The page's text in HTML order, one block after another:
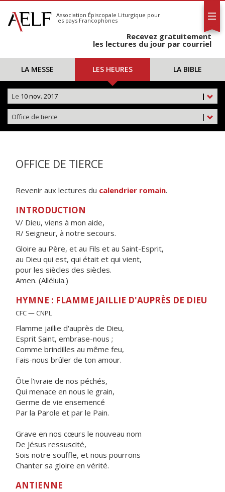
S'abonner
Calendrier
Association Épiscopale Liturgique pour
les pays Francophones
Recevez gratuitement
les lectures du jour par courriel
LA MESSE LES HEURES LA BIBLE
|
Le 10 nov. 2017
|
Office de tierce
OFFICE DE TIERCE
Revenir aux lectures du calendrier romain.
INTRODUCTION
V/ Dieu, viens à mon aide,
R/ Seigneur, à notre secours.
Gloire au Père, et au Fils et au Saint-Esprit,
au Dieu qui est, qui était et qui vient,
pour les siècles des siècles.
Amen. (Alléluia.)
HYMNE : FLAMME JAILLIE D'AUPRÈS DE DIEU
CFC — CNPL
Flamme jaillie d'auprès de Dieu,
Esprit Saint, embrase-nous ;
Comme brindilles au même feu,
Fais-nous brûler de ton amour.
Ôte l'ivraie de nos péchés,
Qui menace en nous le grain,
Germe de vie ensemencé
Par la Parole et par le Pain.
Grave en nos cœurs le nouveau nom
De Jésus ressuscité,
Sois notre souffle, et nous pourrons
Chanter sa gloire en vérité.
ANTIENNE